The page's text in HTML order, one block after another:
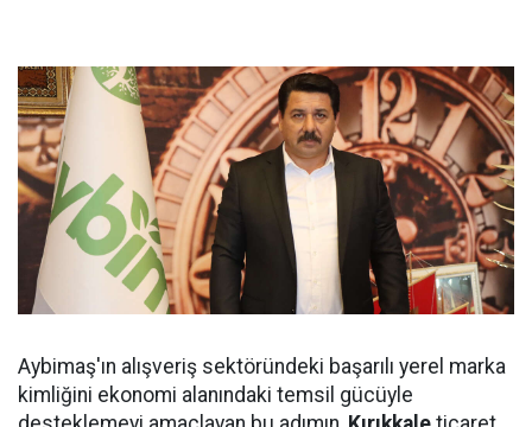
Aybimaş'ın alışveriş sektöründeki başarılı yerel marka
kimliğini ekonomi alanındaki temsil gücüyle